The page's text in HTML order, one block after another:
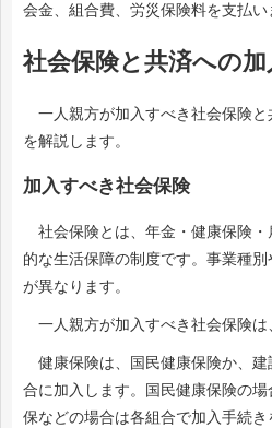
会金、組合費、労災保険料を支払い
社会保険と共済への加
一人親方が加入すべき社会保険
を解説します。
加入すべき社会保険
社会保険とは、年金・健康保険
的な生活保障の制度です。事業種
が異なります。
一人親方が加入すべき社会保険は
健康保険は、国民健康保険か、建
合に加入します。国民健康保険の
保などの場合は各組合で加入手続き